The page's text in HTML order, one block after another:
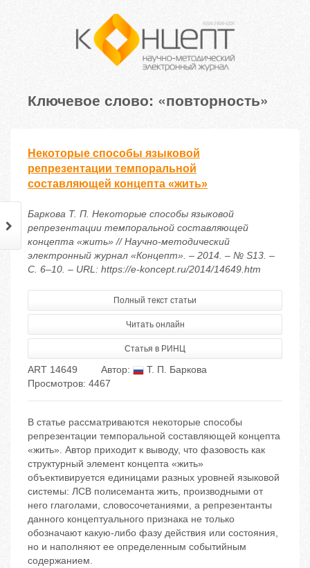
Ключевое слово: «повторность»
Некоторые способы языковой
репрезентации темпоральной
составляющей концепта «жить»
Баркова Т. П. Некоторые способы языковой
репрезентации темпоральной составляющей
концепта «жить» // Научно-методический
электронный журнал «Концепт». – 2014. – № S13. –
С. 6–10. – URL: https://e-koncept.ru/2014/14649.htm
Полный текст статьи
Читать онлайн
Статья в РИНЦ
ART 14649 Автор:
Т. П. Баркова
Просмотров: 4467
В статье рассматриваются некоторые способы
репрезентации темпоральной составляющей концепта
«жить». Автор приходит к выводу, что фазовость как
структурный элемент концепта «жить»
объективируется единицами разных уровней языковой
системы: ЛСВ полисеманта жить, производными от
него глаголами, словосочетаниями, а репрезентанты
данного концептуального признака не только
обозначают какую-либо фазу действия или состояния,
но и наполняют ее определенным событийным
содержанием.